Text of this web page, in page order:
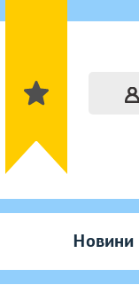
Новини